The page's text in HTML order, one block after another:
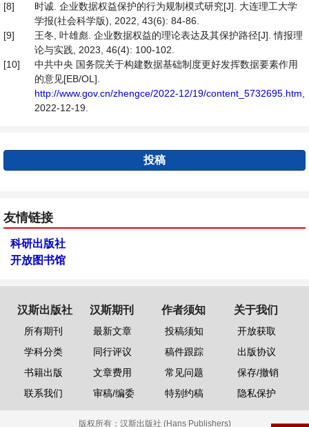
[8]
时诚. 企业数据权益保护的行为规制模式研究[J]. 大连理工大学
学报(社会科学版), 2022, 43(6): 84-86.
[9]
王冬, 叶雄彪. 企业数据权益的理论表达及其保护路径[J]. 情报理
论与实践, 2023, 46(4): 100-102.
[10]
中共中央 国务院关于构建数据基础制度更好发挥数据要素作用
的意见[EB/OL].
http://www.gov.cn/zhengce/2022-12/19/content_5732695.htm
2022-12-19.
投稿
友情链接
科研出版社
开放图书馆
汉斯出版社
所有期刊
学科分类
书籍出版
联系我们
汉斯期刊
最新文章
同行评议
文章费用
审稿/编委
作者须知
投稿须知
稿件跟踪
常见问题
特别约稿
关于我们
开放获取
出版协议
保存/撤销
隐私保护
版权所有： 汉斯出版社 (Hans Publishers)